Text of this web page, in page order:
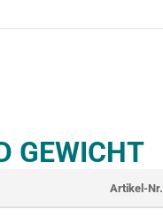
Artikel-Nr.